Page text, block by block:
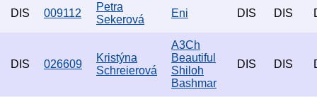
DIS 009112
Petra
Sekerová
Eni DIS DIS
DIS 026609
Kristýna
Schreierová
A3Ch
Beautiful
Shiloh
Bashmar
DIS DIS